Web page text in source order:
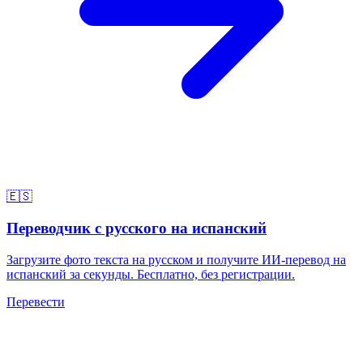
🇪🇸
Переводчик с русского на испанский
Загрузите фото текста на русском и получите ИИ-перевод на
испанский за секунды. Бесплатно, без регистрации.
Перевести